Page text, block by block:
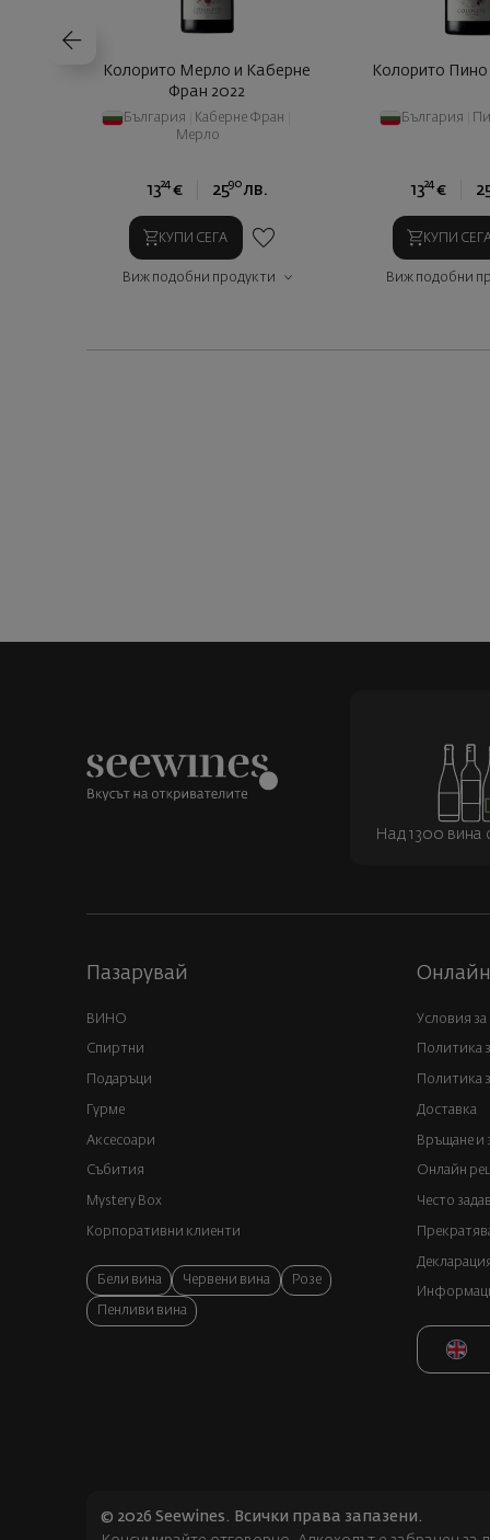
Колорито Мерло и Каберне
Фран 2022
България Каберне Фран
Мерло
1324 € 2590 лв.
КУПИ СЕГА
Виж подобни продукти
Колорито
България
1324 €
КУПИ
Виж подобни
Над 1300 вина
Пазарувай
ВИНО
Спиртни
Подаръци
Гурме
Аксесоари
Събития
Mystery Box
Корпоративни клиенти
Бели вина Червени вина Розе
Пенливи вина
Условия за
Политика
Политика
Доставка
Връщане и
Онлайн
Често
© 2026 Seewines. Всички права запазени.